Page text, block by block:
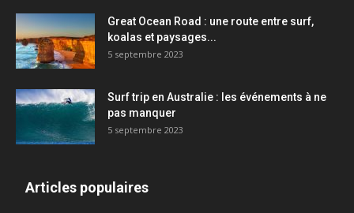
Great Ocean Road : une route entre surf,
koalas et paysages...
5 septembre 2023
Surf trip en Australie : les événements à ne
pas manquer
5 septembre 2023
Articles populaires